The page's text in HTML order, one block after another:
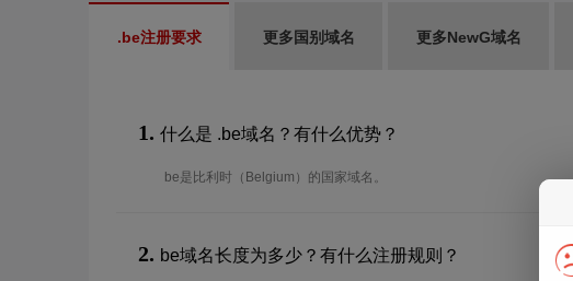
.be注册要求 更多国别域名 更多NewG域名
1. 什么是 .be域名？有什么优势？
be是比利时（Belgium）的国家域名。
2. be域名长度为多少？有什么注册规则？